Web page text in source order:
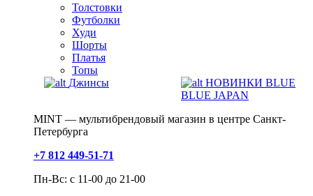
Толстовки
Футболки
Худи
Шорты
Платья
Топы
Джинсы
НОВИНКИ BLUE
BLUE JAPAN
MINT — мультибрендовый магазин в центре Санкт-
Петербурга
+7 812 449-51-71
Пн-Вс: с 11-00 до 21-00